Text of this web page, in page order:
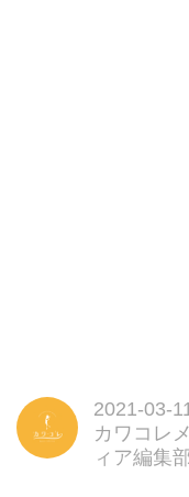
2021-03-
カワコレ
ィア編集